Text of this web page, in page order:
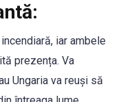
iar ambele
prezența. Va
Ungaria va reuși să